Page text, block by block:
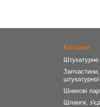
Каталог
штукатурної
Шнекові
Шланги,